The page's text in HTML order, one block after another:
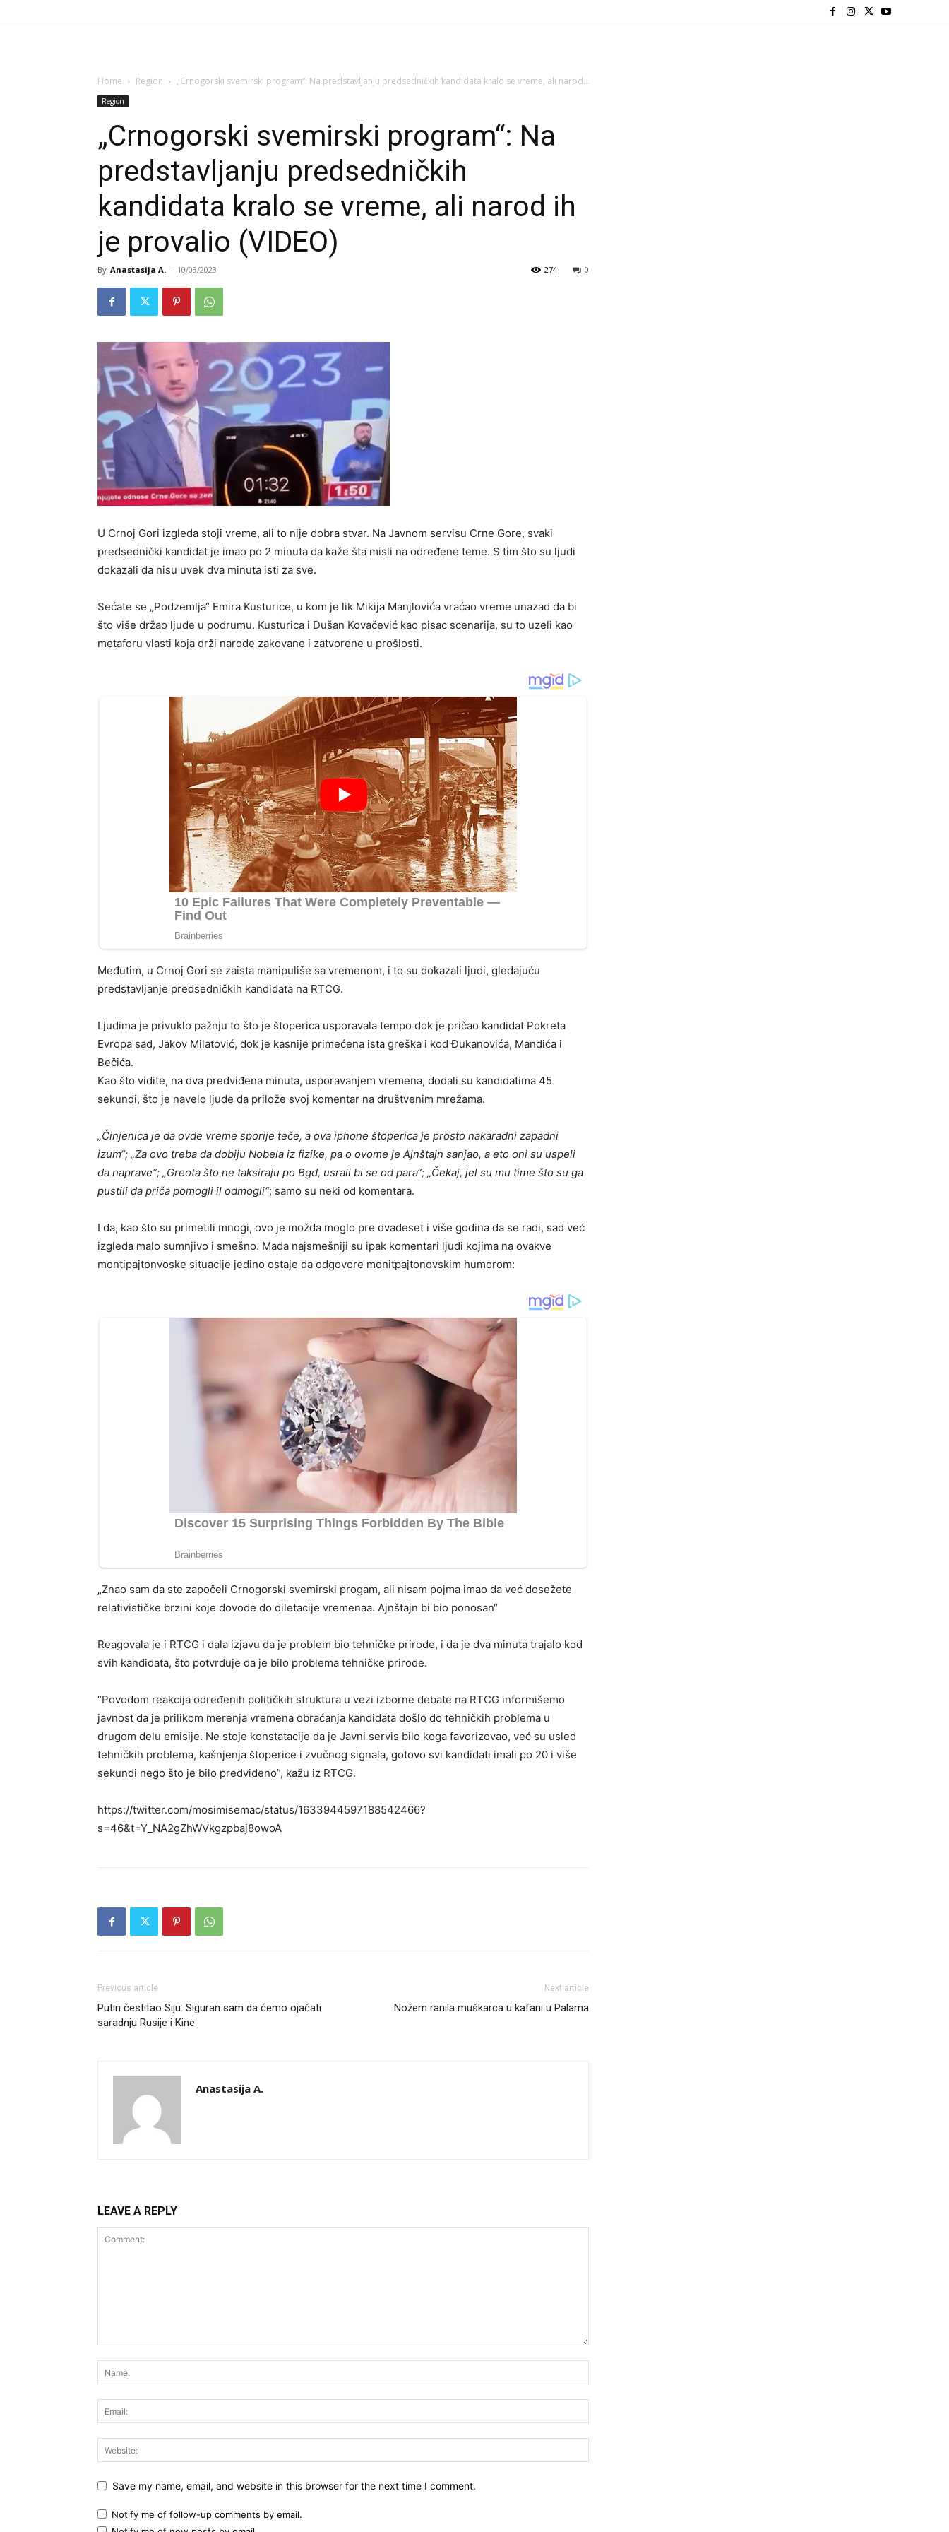
Home Region „Crnogorski svemirski program“: Na predstavljanju predsedničkih kandidata kralo se vreme, ali narod...
Region
„Crnogorski svemirski program“: Na
predstavljanju predsedničkih
kandidata kralo se vreme, ali narod ih
je provalio (VIDEO)
By Anastasija A. - 10/03/2023 0
274
U Crnoj Gori izgleda stoji vreme, ali to nije dobra stvar. Na Javnom servisu Crne Gore, svaki
predsednički kandidat je imao po 2 minuta da kaže šta misli na određene teme. S tim što su ljudi
dokazali da nisu uvek dva minuta isti za sve.
Sećate se „Podzemlja“ Emira Kusturice, u kom je lik Mikija Manjlovića vraćao vreme unazad da bi
što više držao ljude u podrumu. Kusturica i Dušan Kovačević kao pisac scenarija, su to uzeli kao
metaforu vlasti koja drži narode zakovane i zatvorene u prošlosti.
Međutim, u Crnoj Gori se zaista manipuliše sa vremenom, i to su dokazali ljudi, gledajuću
predstavljanje predsedničkih kandidata na RTCG.
Ljudima je privuklo pažnju to što je štoperica usporavala tempo dok je pričao kandidat Pokreta
Evropa sad, Jakov Milatović, dok je kasnije primećena ista greška i kod Đukanovića, Mandića i
Bečića.
Kao što vidite, na dva predviđena minuta, usporavanjem vremena, dodali su kandidatima 45
sekundi, što je navelo ljude da prilože svoj komentar na društvenim mrežama.
„Činjenica je da ovde vreme sporije teče, a ova iphone štoperica je prosto nakaradni zapadni
izum“; „Za ovo treba da dobiju Nobela iz fizike, pa o ovome je Ajnštajn sanjao, a eto oni su uspeli
da naprave“; „Greota što ne taksiraju po Bgd, usrali bi se od para“; „Čekaj, jel su mu time što su ga
pustili da priča pomogli il odmogli“; samo su neki od komentara.
I da, kao što su primetili mnogi, ovo je možda moglo pre dvadeset i više godina da se radi, sad već
izgleda malo sumnjivo i smešno. Mada najsmešniji su ipak komentari ljudi kojima na ovakve
montipajtonvoske situacije jedino ostaje da odgovore monitpajtonovskim humorom:
„Znao sam da ste započeli Crnogorski svemirski progam, ali nisam pojma imao da već dosežete
relativističke brzini koje dovode do diletacije vremenaa. Ajnštajn bi bio ponosan“
Reagovala je i RTCG i dala izjavu da je problem bio tehničke prirode, i da je dva minuta trajalo kod
svih kandidata, što potvrđuje da je bilo problema tehničke prirode.
“Povodom reakcija određenih političkih struktura u vezi izborne debate na RTCG informišemo
javnost da je prilikom merenja vremena obraćanja kandidata došlo do tehničkih problema u
drugom delu emisije. Ne stoje konstatacije da je Javni servis bilo koga favorizovao, već su usled
tehničkih problema, kašnjenja štoperice i zvučnog signala, gotovo svi kandidati imali po 20 i više
sekundi nego što je bilo predviđeno”, kažu iz RTCG.
https://twitter.com/mosimisemac/status/1633944597188542466?
s=46&t=Y_NA2gZhWVkgzpbaj8owoA
Previous article
Putin čestitao Siju: Siguran sam da ćemo ojačati
saradnju Rusije i Kine
Next article
Nožem ranila muškarca u kafani u Palama
Anastasija A.
LEAVE A REPLY
Save my name, email, and website in this browser for the next time I comment.
Notify me of follow-up comments by email.